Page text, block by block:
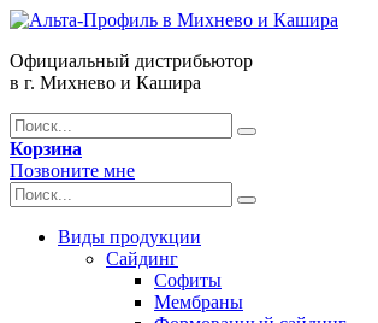
Официальный дистрибьютор
в г. Михнево и Кашира
Корзина
Позвоните мне
Виды продукции
Сайдинг
Софиты
Мембраны